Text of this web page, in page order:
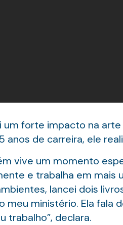
um forte impacto na
anos de carreira, ele
vive um momento
e trabalha em mais
lancei dois
meu ministério. Ela fala
trabalho”, declara.